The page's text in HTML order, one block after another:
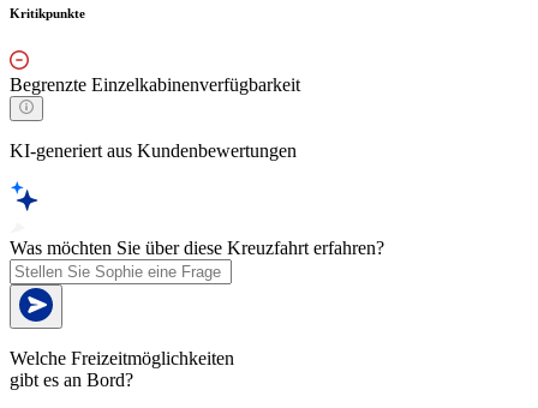
Kritikpunkte
Begrenzte Einzelkabinenverfügbarkeit
KI-generiert aus Kundenbewertungen
Was möchten Sie über diese Kreuzfahrt erfahren?
Welche Freizeitmöglichkeiten
gibt es an Bord?